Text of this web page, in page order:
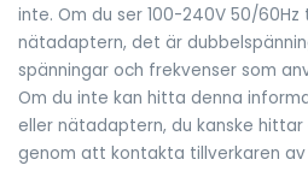
inte. Om du ser 100-240V 50/
nätadaptern, det är
spänningar och frekvenser som
Om du inte kan hitta denna
eller nätadaptern, du kanske
genom att kontakta tillverkaren av